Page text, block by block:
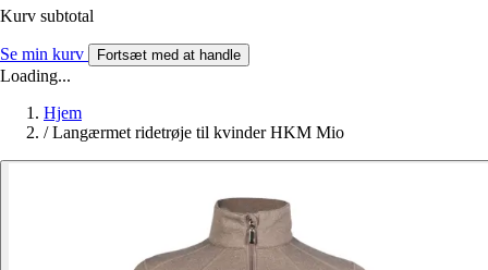
Kurv subtotal
Se min kurv Fortsæt med at handle
Loading...
Hjem
/ Langærmet ridetrøje til kvinder HKM Mio